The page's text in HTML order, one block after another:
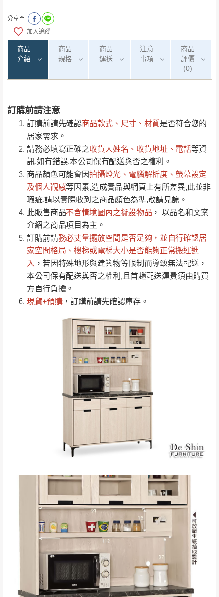
分享至
加入追蹤
商品
介紹
商品
規格
商品
運送
注意
事項
商品
評價
(0)
訂購前請注意
訂購前請先確認商品款式、尺寸、材質是否符合您的
居家需求。
請務必填寫正確之收貨人姓名、收貨地址、電話等資
訊,如有錯誤,本公司保有配送與否之權利。
商品顏色可能會因拍攝燈光、電腦解析度、螢幕設定
及個人觀感等因素,造成實品與網頁上有所差異,此並非
瑕疵,請以實際收到之商品顏色為準,敬請見諒。
此販售商品不含情境圖內之擺設物品 ， 以品名和文案
介紹之商品項目為主。
訂購前請務必丈量擺放空間是否足夠 ，並自行確認居
家空間格局、 樓梯或電梯大小是否能夠正常搬運進
入 ，若因特殊地形與建築物等限制而導致無法配送，
本公司保有配送與否之權利,且首趟配送運費須由購買
方自行負擔。
現貨+預購 ，訂購前請先確認庫存。
運 費 說 明
運送地區 運送費用
偏遠地區
（請先線上詢問 LINE
→@dershin ）
桃園
免 運
＊A108產品另收運費
復興鄉
新竹
峨眉鄉、五峰鄉、
橫山、北埔鄉、尖
石鄉、寶山鄉山
區、新埔山區、芎
雙溪、貢寮、烏
里、新店山區、三
基隆
$ 9,000以上：免
$ 9,000以下：
＊A108產品另收運費
基隆山區
$ 9,000以上：免
運費
$ 9,000以下：
NT$500元
＊A108產品另收運費
卓蘭鎮、三灣、通
霄山區、西湖、泰
安鄉、大湖鄉、頭
屋、獅潭鄉
注意事項：
由於品項繁多，網頁無法及時更新，如有需
要購買商品，請於出發前來電或到「官方
Line客服」來信確認商品是否有「現貨」與
「金額」。
若商品價格或庫存有異常，商家有權取消訂
單。部分網路商品恕無法更改原設計或客製，敬請
見諒！
接單後二日內(不含例假日)，我們客服會與您
電話聯絡或E-Mail通知確認訂單。
（線上客
服 LINE → @dershin）
下單前先詢問是否現貨 ，若未詢問下單後無
現貨我們客服會再來電或E-Mail與您聯絡
（洽詢方式請搜尋 Line ID →
地區恕無法提供運送 (詳見運送規章)。
苗栗至基隆；其它地區暫不開放，如因特殊
地型限制(山區、鄉、鎮、村)、樓梯太小、無
法搬運上樓等因素，導致無法配送，
保有出貨的權利。
費用將由買方自行支付。
快速到貨商品，無法指定特定時間送達，司
機當天到貨前皆會再與您通知，讓你不用整
天在家等貨，以節省您的寶貴時間。
由於百貨公司配送較為不易，故暫無法配送
至百貨公司內部。
發票寄送：
若您選擇三聯式或索取兩聯式發票，發票將於商品
完成出貨15個工作天另行寄出，另外約加上2~7個
工作天內送達，如遇國定假日將順延寄送。
0/5 (0)筆
全部 依評論高至低排列
依評論低至高排列 只顯示附上圖片
只顯示附上評論